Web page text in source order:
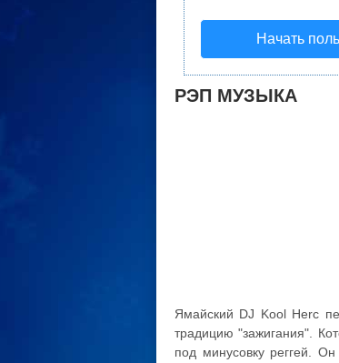
Начать
РЭП МУЗЫКА
Ямайский DJ Kool Herc
традицию "зажигания".
под минусовку реггей.